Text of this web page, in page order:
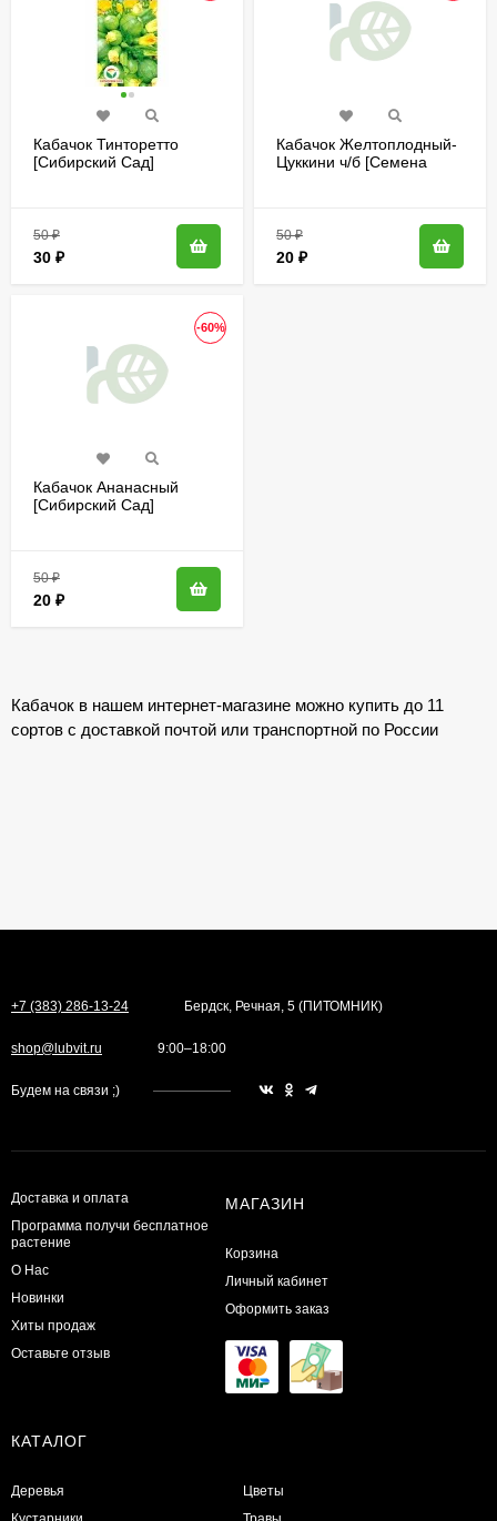
Кабачок Тинторетто
[Сибирский Сад]
50₽
30 ₽
Кабачок Желтоплодный-
Цуккини ч/б [Семена
50₽
20 ₽
-60%
Кабачок Ананасный
[Сибирский Сад]
50₽
20 ₽
Кабачок в нашем интернет-магазине можно купить до 11
сортов с доставкой почтой или транспортной по России
+7 (383) 286-13-24 Бердск, Речная, 5 (ПИТОМНИК)
shop@lubvit.ru 9:00–18:00
Будем на связи ;)
Доставка и оплата
Программа получи бесплатное
растение
О Нас
Новинки
Хиты продаж
Оставьте отзыв
МАГАЗИН
Корзина
Личный кабинет
Оформить заказ
КАТАЛОГ
Деревья
Цветы